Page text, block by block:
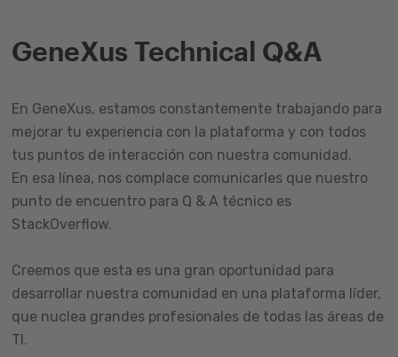
GeneXus Technical Q&A
En GeneXus, estamos constantemente trabajando para
mejorar tu experiencia con la plataforma y con todos
tus puntos de interacción con nuestra comunidad.
En esa línea, nos complace comunicarles que nuestro
punto de encuentro para Q & A técnico es
StackOverflow.
Creemos que esta es una gran oportunidad para
desarrollar nuestra comunidad en una plataforma líder,
que nuclea grandes profesionales de todas las áreas de
TI.